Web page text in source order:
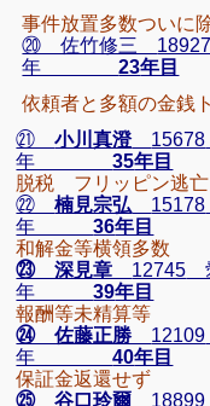
事件放置多数ついに
⑳ 佐竹修三 18927
年23年目
依頼者と多額の金銭
㉑小川真澄 15678
年35年目
脱税 フリッピン逃亡
㉒楠見宗弘 15178
年36年目
和解金等横領多数
㉓ 深見章 12745
年39年目
報酬等未精算等
㉔ 佐藤正勝 12109
年40年目
保証金返還せず
㉕ 谷口玲爾
18899